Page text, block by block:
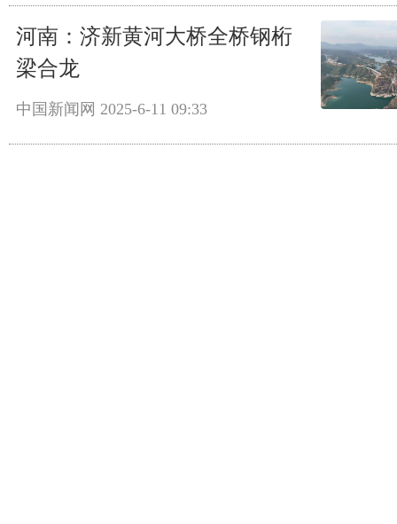
河南：济新黄河大桥全桥钢桁
梁合龙
中国新闻网 2025-6-11 09:33